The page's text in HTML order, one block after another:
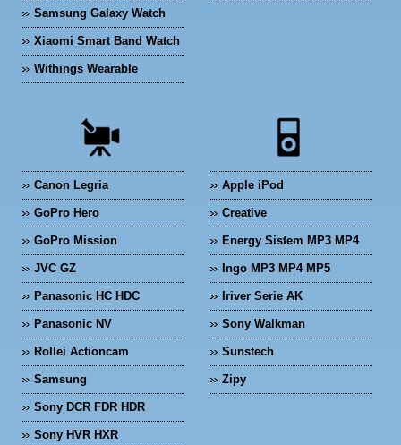
Samsung Galaxy Watch
Xiaomi Smart Band Watch
Withings Wearable
Canon Legria
GoPro Hero
GoPro Mission
JVC GZ
Panasonic HC HDC
Panasonic NV
Rollei Actioncam
Samsung
Sony DCR FDR HDR
Sony HVR HXR
Apple iPod
Creative
Energy Sistem MP3 MP4
Ingo MP3 MP4 MP5
Iriver Serie AK
Sony Walkman
Sunstech
Zipy